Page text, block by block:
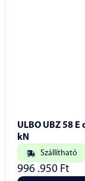
ULBO UBZ 58
kN
Szállítható
996 .950 Ft